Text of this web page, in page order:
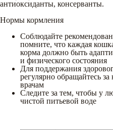
антиоксиданты, консерванты.
Нормы кормления
Соблюдайте
помните, что каждая
корма должно быть
и физического состояния
Для поддержания
регулярно обращайтесь
врачам
Следите за тем, чтобы у
чистой питьевой воде